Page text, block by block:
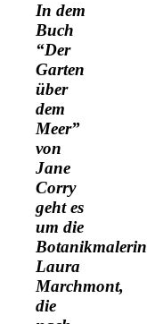
In dem
Buch
“Der
Garten
über
dem
Meer”
von
Jane
Corry
geht es
um die
Botanikmalerin
Laura
Marchmont,
die